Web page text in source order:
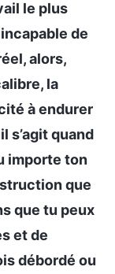
le plus
de
alors,
la
à endurer
s’agit quand
importe ton
que
que tu peux
et de
débordé ou